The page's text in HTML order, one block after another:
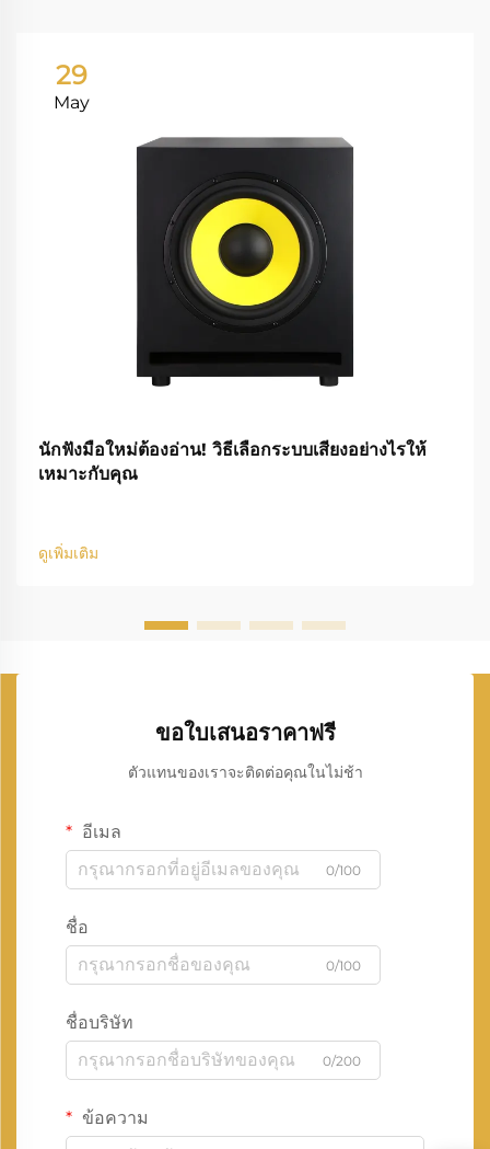
29
May
นักฟังมือใหม่ต้องอ่าน! วิธีเลือกระบบเสียงอย่างไรให้
เหมาะกับคุณ
ดูเพิ่มเติม
ขอใบเสนอราคาฟรี
ตัวแทนของเราจะติดต่อคุณในไม่ช้า
อีเมล
0/100
ชื่อ
0/100
ชื่อบริษัท
0/200
ข้อความ